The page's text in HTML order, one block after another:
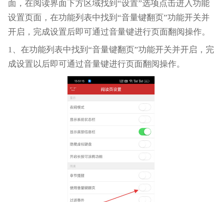
面，在阅读界面下方区域找到“设置”选项点击进入功能
设置页面，在功能列表中找到“音量键翻页”功能开关并
开启，完成设置后即可通过音量键进行页面翻阅操作。
1、在功能列表中找到“音量键翻页”功能开关并开启，完
成设置以后即可通过音量键进行页面翻阅操作。